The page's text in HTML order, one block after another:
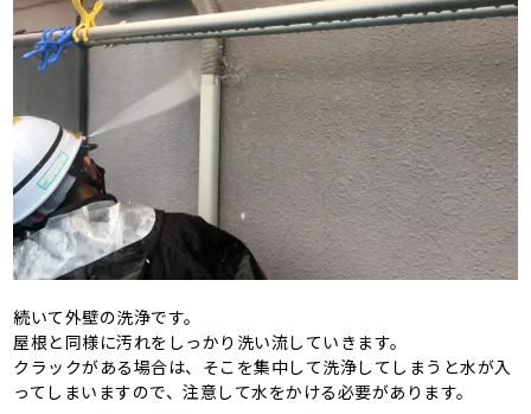
続いて外壁の洗浄です。
屋根と同様に汚れをしっかり洗い流していきます。
クラックがある場合は、そこを集中して洗浄してしまうと水が入
ってしまいますので、注意して水をかける必要があります。